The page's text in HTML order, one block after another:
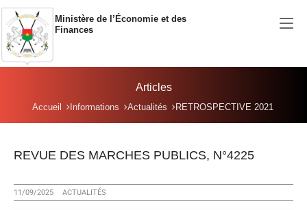
Aller au contenu principal
Ministère de l’Économie et des
Finances
Articles
Vous êtes ici:
Accueil Informations Actualités RETROSPECTIVE 2021
REVUE DES MARCHES PUBLICS, N°4225
11/09/2025 ACTUALITÉS